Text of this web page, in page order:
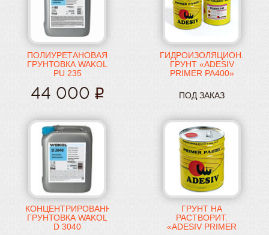
ПОЛИУРЕТАНОВАЯ
ГРУНТОВКА WAKOL
PU 235
44 000
ГИДРОИЗОЛЯЦИОН.
ГРУНТ «ADESIV
PRIMER PA400»
ПОД ЗАКАЗ
КОНЦЕНТРИРОВАННАЯ
ГРУНТОВКА WAKOL
D 3040
ГРУНТ НА
РАСТВОРИТ.
«ADESIV PRIMER